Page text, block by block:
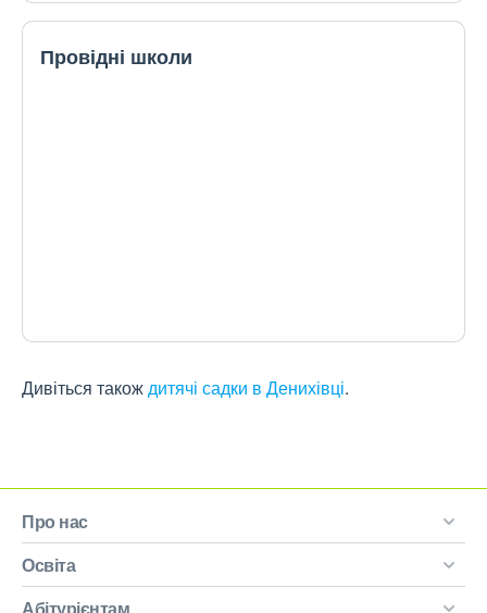
Провідні школи
Дивіться такождитячі садки в Денихівці.
Про нас
Освіта